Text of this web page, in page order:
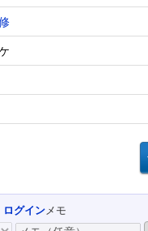
ログインメモ